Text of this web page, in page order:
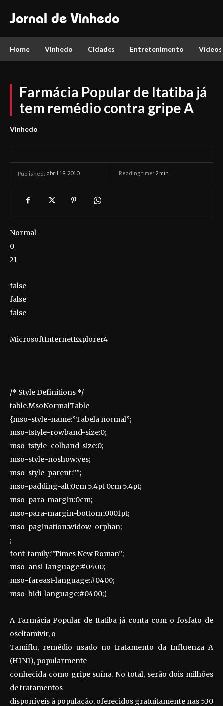
Jornal de Vinhedo
Home Vinhedo Cidades Entretenimento Vídeos
Farmácia Popular de Itatiba já
tem remédio contra gripe A
Vinhedo
Published: abril 19, 2010 Reading time: 2 min.
Normal
0
21
false
false
false
MicrosoftInternetExplorer4
/* Style Definitions */
table.MsoNormalTable
{mso-style-name:”Tabela normal”;
mso-tstyle-rowband-size:0;
mso-tstyle-colband-size:0;
mso-style-noshow:yes;
mso-style-parent:””;
mso-padding-alt:0cm 5.4pt 0cm 5.4pt;
mso-para-margin:0cm;
mso-para-margin-bottom:.0001pt;
mso-pagination:widow-orphan;
;
font-family:”Times New Roman”;
mso-ansi-language:#0400;
mso-fareast-language:#0400;
mso-bidi-language:#0400;}
A Farmácia Popular de Itatiba já conta com o fosfato de
oseltamivir, o
Tamiflu, remédio usado no tratamento da Influenza A
(H1N1), popularmente
conhecida como gripe suína. No total, serão dois milhões
de tratamentos
disponíveis à população, oferecidos gratuitamente nas 530